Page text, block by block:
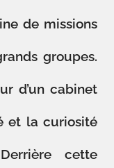
de missions
groupes.
d’un cabinet
et la curiosité
cette